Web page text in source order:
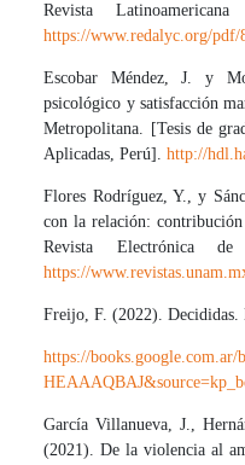
Revista
https://www.redalyc.org/pdf/
Escobar Méndez, J. y
psicológico y satisfacción
Metropolitana. [Tesis de
Aplicadas, Perú].http://
Flores Rodríguez, Y., y
con la relación:
Revista Electrónica
https://
Freijo, F. (2022). Decididas.
https://
García Villanueva, J.,
(2021). De la violencia al